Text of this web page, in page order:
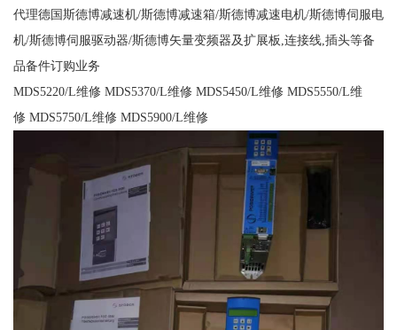
代理德国斯德博减速机/斯德博减速箱/斯德博减速电机/斯德博伺服电
机/斯德博伺服驱动器/斯德博矢量变频器及扩展板,连接线,插头等备
品备件订购业务
MDS5220/L维修 MDS5370/L维修 MDS5450/L维修 MDS5550/L维
修 MDS5750/L维修 MDS5900/L维修